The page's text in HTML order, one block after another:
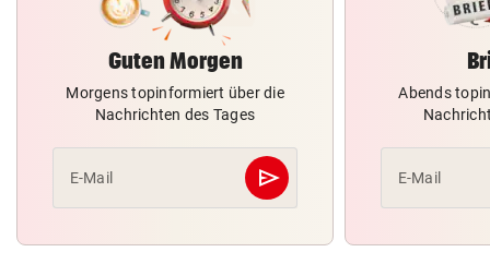
Guten Morgen
Morgens topinformiert über die
Nachrichten des Tages
E-Mail send
Abschicken
Abends
E-Mail